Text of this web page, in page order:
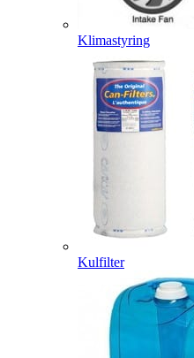
Klimastyring
Kulfilter